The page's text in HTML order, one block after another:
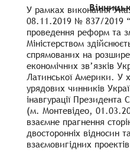
У рамках виконання
08.11.2019 № 837/2019
проведення реформ та
Міністерством
спрямованих на
економічних зв’язків
Латинської Америки. У
урядових чинників
інавгурації Президента
(м. Монтевідео,
взаємне прагнення
двосторонніх відносин
взаємовигідних